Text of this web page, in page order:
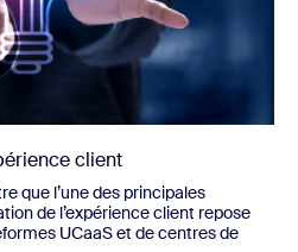
client
que l’une des principales
de l’expérience client repose
UCaaS et de centres de